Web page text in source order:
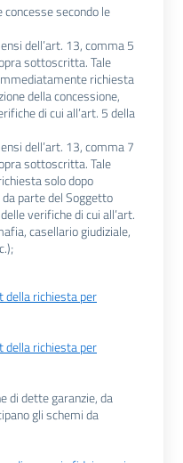
secondo le
dell’art. 13, comma 5
sottoscritta. Tale
richiesta
della concessione,
di cui all’art. 5 della
dell’art. 13, comma 7
sottoscritta. Tale
solo dopo
parte del Soggetto
verifiche di cui all’art.
casellario giudiziale,
della richiesta per
della richiesta per
di dette garanzie, da
gli schemi da